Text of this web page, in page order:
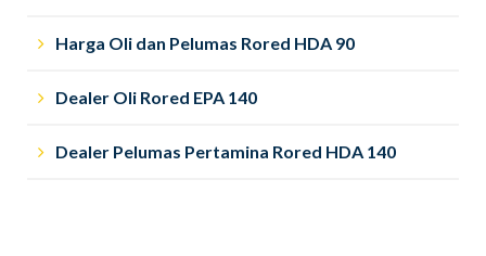
Harga Oli dan Pelumas Rored HDA 90
Dealer Oli Rored EPA 140
Dealer Pelumas Pertamina Rored HDA 140